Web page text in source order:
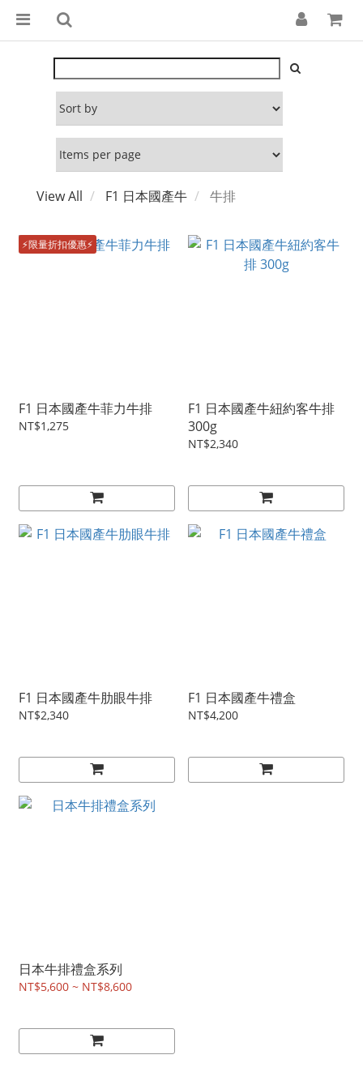
View All F1 日本國產牛 牛排
⚡限量折扣優惠⚡
F1 日本國產牛菲力牛排
NT$1,275
F1 日本國產牛紐約客牛排
300g
NT$2,340
F1 日本國產牛肋眼牛排
NT$2,340
F1 日本國產牛禮盒
NT$4,200
日本牛排禮盒系列
NT$5,600 ~ NT$8,600